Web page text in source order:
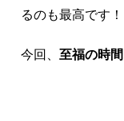
るのも最高です！
今回、 至福の時間